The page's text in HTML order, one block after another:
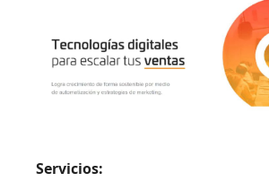
Servicios: